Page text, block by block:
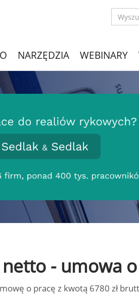
NARZĘDZIA WEBINARY
- umowa
o pracę z kwotą 6780 zł